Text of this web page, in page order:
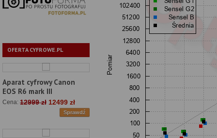
OFERTA CYFROWE.PL
Aparat cyfrowy Canon
EOS R6 mark III
Cena: 12999 zł 12499 zł
Sprawdź